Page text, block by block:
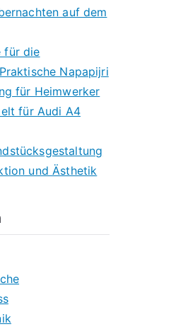
auf dem
für die
Napapijri
für Heimwerker
für Audi A4
und Ästhetik